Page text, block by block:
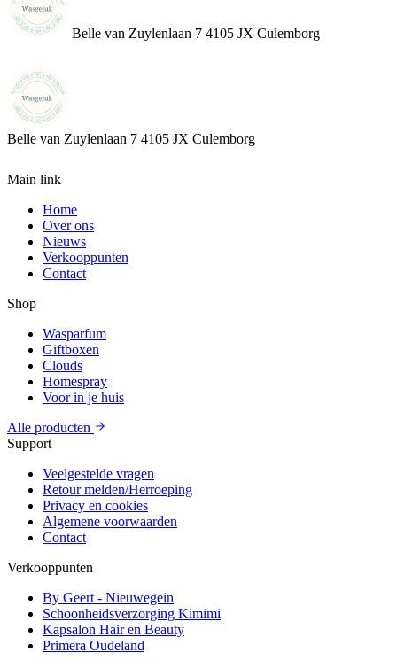
Belle van Zuylenlaan 7 4105 JX Culemborg
Belle van Zuylenlaan 7 4105 JX Culemborg
Main link
Home
Over ons
Nieuws
Verkooppunten
Contact
Shop
Wasparfum
Giftboxen
Clouds
Homespray
Voor in je huis
Alle producten
Support
Veelgestelde vragen
Retour melden/Herroeping
Privacy en cookies
Algemene voorwaarden
Contact
Verkooppunten
By Geert - Nieuwegein
Schoonheidsverzorging Kimimi
Kapsalon Hair en Beauty
Primera Oudeland